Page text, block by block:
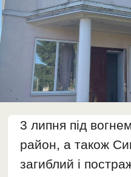
3 липня під
район, а також
загиблий і